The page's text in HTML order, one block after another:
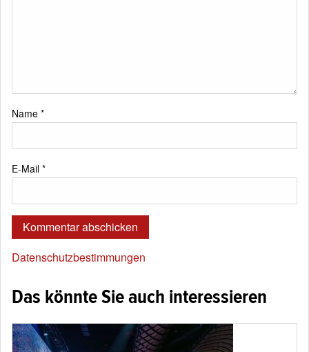
Name *
E-Mail *
Datenschutzbestimmungen
Das könnte Sie auch interessieren